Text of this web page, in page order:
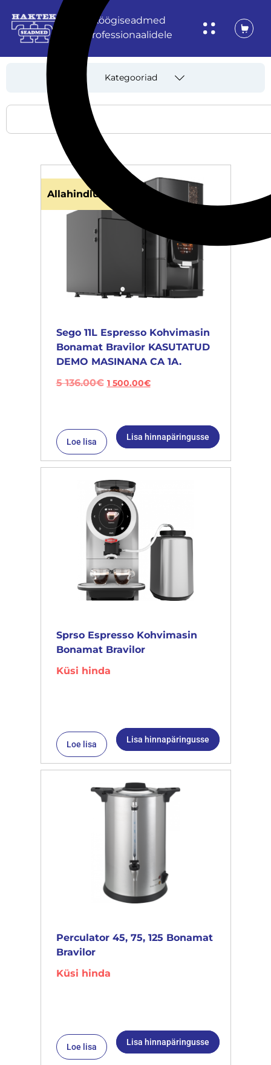
Köögiseadmed
professionaalidele
Kategooriad
Allahindlus!
Sego 11L Espresso Kohvimasin
Bonamat Bravilor KASUTATUD
DEMO MASINANA CA 1A.
5 136.00€ 1 500.00€
Loe lisa Lisa hinnapäringusse
Sprso Espresso Kohvimasin
Bonamat Bravilor
Küsi hinda
Loe lisa Lisa hinnapäringusse
Perculator 45, 75, 125 Bonamat
Bravilor
Küsi hinda
Loe lisa Lisa hinnapäringusse